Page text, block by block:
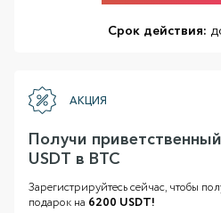
Срок действия:
АКЦИЯ
Получи
USDT в BTC
Зарегистрируйтесь сейчас, чтобы
подарок на 6200 USDT!